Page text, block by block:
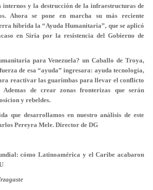
internos y la destrucción de la infraestructuras de
Ahora se pone en marcha su más reciente
híbrida la “Ayuda Humanitaria”, que se aplicó
en Siria por la resistencia del Gobierno de
para Venezuela? un Caballo de Troya,
de esa “ayuda” ingresara: ayuda tecnología,
reactivar las guarimbas para llevar el conflicto
de crear zonas fronterizas que serán
y rebeldes.
que desarrollamos en nuestro análisis de este
Pereyra Mele. Director de DG
cómo Latinoamérica y el Caribe acabaron